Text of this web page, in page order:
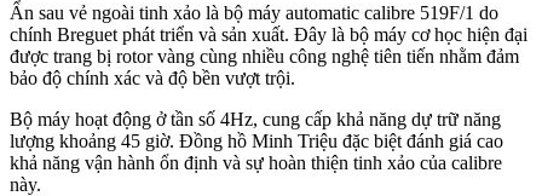
Ẩn sau vẻ ngoài tinh xảo là bộ máy automatic calibre 519F/1 do
chính Breguet phát triển và sản xuất. Đây là bộ máy cơ học hiện đại
được trang bị rotor vàng cùng nhiều công nghệ tiên tiến nhằm đảm
bảo độ chính xác và độ bền vượt trội.
Bộ máy hoạt động ở tần số 4Hz, cung cấp khả năng dự trữ năng
lượng khoảng 45 giờ. Đồng hồ Minh Triệu đặc biệt đánh giá cao
khả năng vận hành ổn định và sự hoàn thiện tinh xảo của calibre
này.